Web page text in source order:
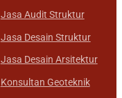
Jasa Audit Struktur
Jasa Desain Struktur
Jasa Desain Arsitektur
Konsultan Geoteknik